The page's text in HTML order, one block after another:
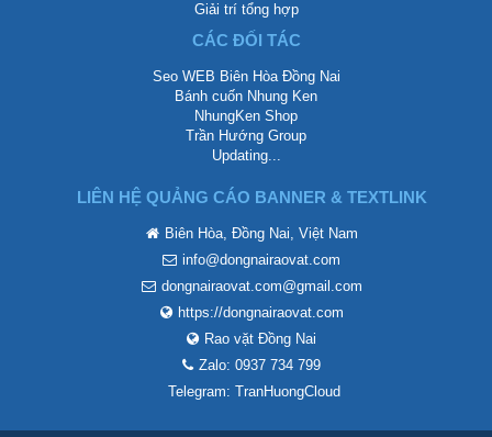
Giải trí tổng hợp
CÁC ĐỐI TÁC
Seo WEB Biên Hòa Đồng Nai
Bánh cuốn Nhung Ken
NhungKen Shop
Trần Hướng Group
Updating...
LIÊN HỆ QUẢNG CÁO BANNER & TEXTLINK
Biên Hòa, Đồng Nai, Việt Nam
info@dongnairaovat.com
dongnairaovat.com@gmail.com
https://dongnairaovat.com
Rao vặt Đồng Nai
Zalo: 0937 734 799
Telegram: TranHuongCloud